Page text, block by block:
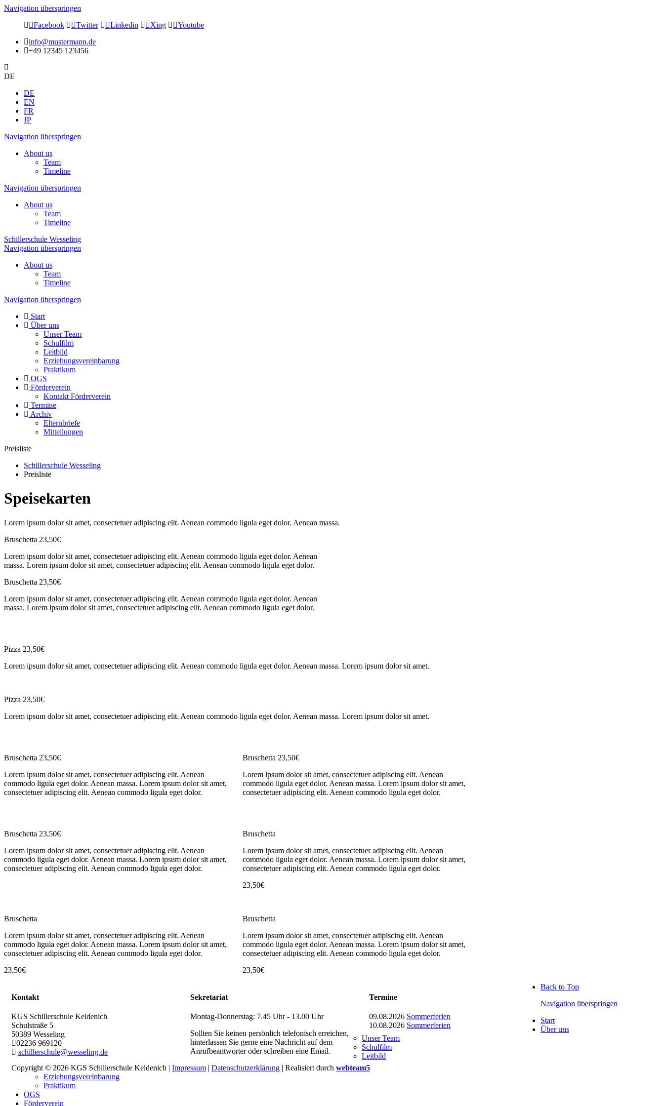
Navigation überspringen
Facebook
Twitter Linkedin Xing
Youtube
info@mustermann.de
+49 12345 123456
DE
DE
EN
FR
JP
Navigation überspringen
About us
Team
Timeline
Navigation überspringen
About us
Team
Timeline
Schillerschule Wesseling
Navigation überspringen
About us
Team
Timeline
Navigation überspringen
Start
Über uns
Unser Team
Schulfilm
Leitbild
Erziehungsvereinbarung
Praktikum
OGS
Förderverein
Kontakt Förderverein
Termine
Archiv
Elternbriefe
Mitteilungen
Preisliste
Schillerschule Wesseling
Preisliste
Speisekarten
Lorem ipsum dolor sit amet, consectetuer adipiscing elit. Aenean commodo ligula eget dolor. Aenean massa.
Bruschetta 23,50€
Lorem ipsum dolor sit amet, consectetuer adipiscing elit. Aenean commodo ligula eget dolor. Aenean
massa. Lorem ipsum dolor sit amet, consectetuer adipiscing elit. Aenean commodo ligula eget dolor.
Bruschetta 23,50€
Lorem ipsum dolor sit amet, consectetuer adipiscing elit. Aenean commodo ligula eget dolor. Aenean
massa. Lorem ipsum dolor sit amet, consectetuer adipiscing elit. Aenean commodo ligula eget dolor.
Pizza 23,50€
Lorem ipsum dolor sit amet, consectetuer adipiscing elit. Aenean commodo ligula eget dolor. Aenean massa. Lorem ipsum dolor sit amet.
Pizza 23,50€
Lorem ipsum dolor sit amet, consectetuer adipiscing elit. Aenean commodo ligula eget dolor. Aenean massa. Lorem ipsum dolor sit amet.
Bruschetta 23,50€
Lorem ipsum dolor sit amet, consectetuer adipiscing elit. Aenean
commodo ligula eget dolor. Aenean massa. Lorem ipsum dolor sit amet,
consectetuer adipiscing elit. Aenean commodo ligula eget dolor.
Bruschetta 23,50€
Lorem ipsum dolor sit amet, consectetuer adipiscing elit. Aenean
commodo ligula eget dolor. Aenean massa. Lorem ipsum dolor sit amet,
consectetuer adipiscing elit. Aenean commodo ligula eget dolor.
Bruschetta 23,50€
Lorem ipsum dolor sit amet, consectetuer adipiscing elit. Aenean
commodo ligula eget dolor. Aenean massa. Lorem ipsum dolor sit amet,
consectetuer adipiscing elit. Aenean commodo ligula eget dolor.
Bruschetta
Lorem ipsum dolor sit amet, consectetuer adipiscing elit. Aenean
commodo ligula eget dolor. Aenean massa. Lorem ipsum dolor sit amet,
consectetuer adipiscing elit. Aenean commodo ligula eget dolor.
23,50€
Bruschetta
Lorem ipsum dolor sit amet, consectetuer adipiscing elit. Aenean
commodo ligula eget dolor. Aenean massa. Lorem ipsum dolor sit amet,
consectetuer adipiscing elit. Aenean commodo ligula eget dolor.
23,50€
Bruschetta
Lorem ipsum dolor sit amet, consectetuer adipiscing elit. Aenean
commodo ligula eget dolor. Aenean massa. Lorem ipsum dolor sit amet,
consectetuer adipiscing elit. Aenean commodo ligula eget dolor.
23,50€
Kontakt
KGS Schillerschule Keldenich
Schulstraße 5
50389 Wesseling
02236 969120
schillerschule@wesseling.de
Sekretariat
Montag-Donnerstag: 7.45 Uhr - 13.00 Uhr
Sollten Sie keinen persönlich telefonisch erreichen,
hinterlassen Sie gerne eine Nachricht auf dem
Anrufbeantworter oder schreiben eine Email.
Termine
09.08.2026 Sommerferien
10.08.2026 Sommerferien
Copyright © 2026 KGS Schillerschule Keldenich | Impressum | Datenschutzerklärung | Realisiert durch webteam5
Back to Top
Navigation überspringen
Start
Über uns
Unser Team
Schulfilm
Leitbild
Erziehungsvereinbarung
Praktikum
OGS
Förderverein